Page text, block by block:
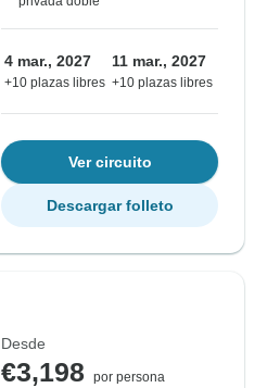
4 mar., 2027
+10 plazas libres
11 mar., 2027
+10 plazas libres
Ver circuito
Descargar folleto
Desde
€3,198
por persona